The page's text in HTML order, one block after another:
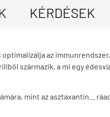
KÉRDÉSEK
az
származik, a mi egy
mint az asztaxantin...